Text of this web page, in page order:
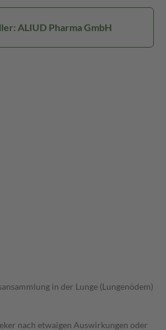
ALIUD Pharma GmbH
in der Lunge (Lungenödem)
nach etwaigen Auswirkungen oder